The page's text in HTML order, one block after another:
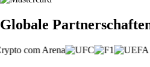
Globale